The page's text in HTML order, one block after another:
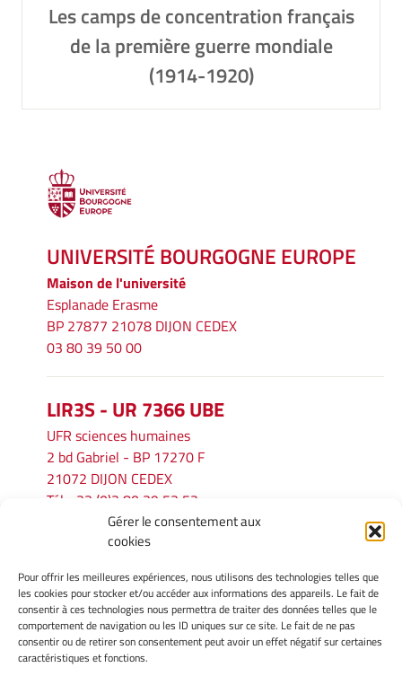
Gérer le consentement aux
cookies
Pour offrir les meilleures expériences, nous utilisons des technologies telles que
les cookies pour stocker et/ou accéder aux informations des appareils. Le fait de
consentir à ces technologies nous permettra de traiter des données telles que le
comportement de navigation ou les ID uniques sur ce site. Le fait de ne pas
consentir ou de retirer son consentement peut avoir un effet négatif sur certaines
caractéristiques et fonctions.
Les camps de concentration français
de la première guerre mondiale
(1914-1920)
UNIVERSITÉ BOURGOGNE EUROPE
Maison de l'université
Esplanade Erasme
BP 27877 21078 DIJON CEDEX
03 80 39 50 00
LIR3S - UR 7366 UBE
UFR sciences humaines
2 bd Gabriel - BP 17270 F
21072 DIJON CEDEX
Tél. : 33 (0)3 80 39 53 52
lir3s@u-bourgogne.fr
INFORMATIONS LÉGALES
Mentions légales
Gérer mes cookies
Politique de cookies